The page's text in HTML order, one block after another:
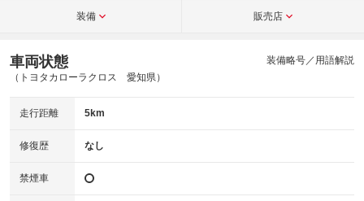
装備 販売店
車両状態
（トヨタカローラクロス 愛知県）
装備略号／用語解説
走行距離 5km
修復歴 なし
禁煙車